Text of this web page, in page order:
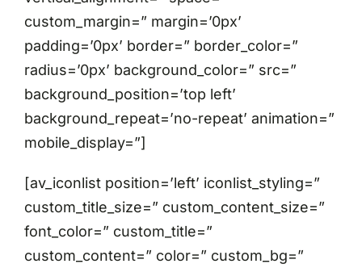
custom_margin=” margin=’0px’
padding=’0px’ border=” border_color=”
radius=’0px’ background_color=” src=”
background_position=’top left’
background_repeat=’no-repeat’ animation=”
mobile_display=”]
[av_iconlist position=’left’ iconlist_styling=”
custom_title_size=” custom_content_size=”
font_color=” custom_title=”
custom_content=” color=” custom_bg=”